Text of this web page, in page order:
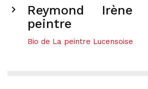
chevron_right
Reymond
peintre
Bio de La peintre Lucensoise